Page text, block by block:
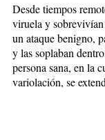
Desde tiempos
viruela y
un ataque benigno,
y las soplaban
persona sana, en la
variolación, se